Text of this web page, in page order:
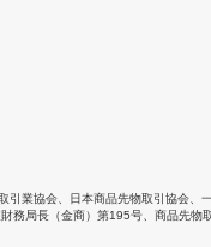
引業協会 日本商品先物取引協会
務局長（金商）第195号、商品先物